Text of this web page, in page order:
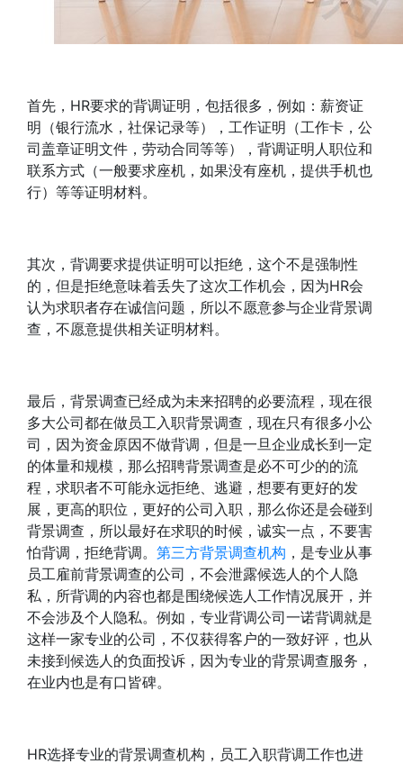
首先，HR要求的背调证明，包括很多，例如：薪资证
明（银行流水，社保记录等），工作证明（工作卡，公
司盖章证明文件，劳动合同等等），背调证明人职位和
联系方式（一般要求座机，如果没有座机，提供手机也
行）等等证明材料。
其次，背调要求提供证明可以拒绝，这个不是强制性
的，但是拒绝意味着丢失了这次工作机会，因为HR会
认为求职者存在诚信问题，所以不愿意参与企业背景调
查，不愿意提供相关证明材料。
最后，背景调查已经成为未来招聘的必要流程，现在很
多大公司都在做员工入职背景调查，现在只有很多小公
司，因为资金原因不做背调，但是一旦企业成长到一定
的体量和规模，那么招聘背景调查是必不可少的的流
程，求职者不可能永远拒绝、逃避，想要有更好的发
展，更高的职位，更好的公司入职，那么你还是会碰到
背景调查，所以最好在求职的时候，诚实一点，不要害
怕背调，拒绝背调。 第三方背景调查机构 ，是专业从事
员工雇前背景调查的公司，不会泄露候选人的个人隐
私，所背调的内容也都是围绕候选人工作情况展开，并
不会涉及个人隐私。例如，专业背调公司一诺背调就是
这样一家专业的公司，不仅获得客户的一致好评，也从
未接到候选人的负面投诉，因为专业的背景调查服务，
在业内也是有口皆碑。
HR选择专业的背景调查机构，员工入职背调工作也进